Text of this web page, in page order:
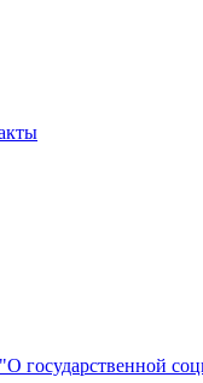
государственной